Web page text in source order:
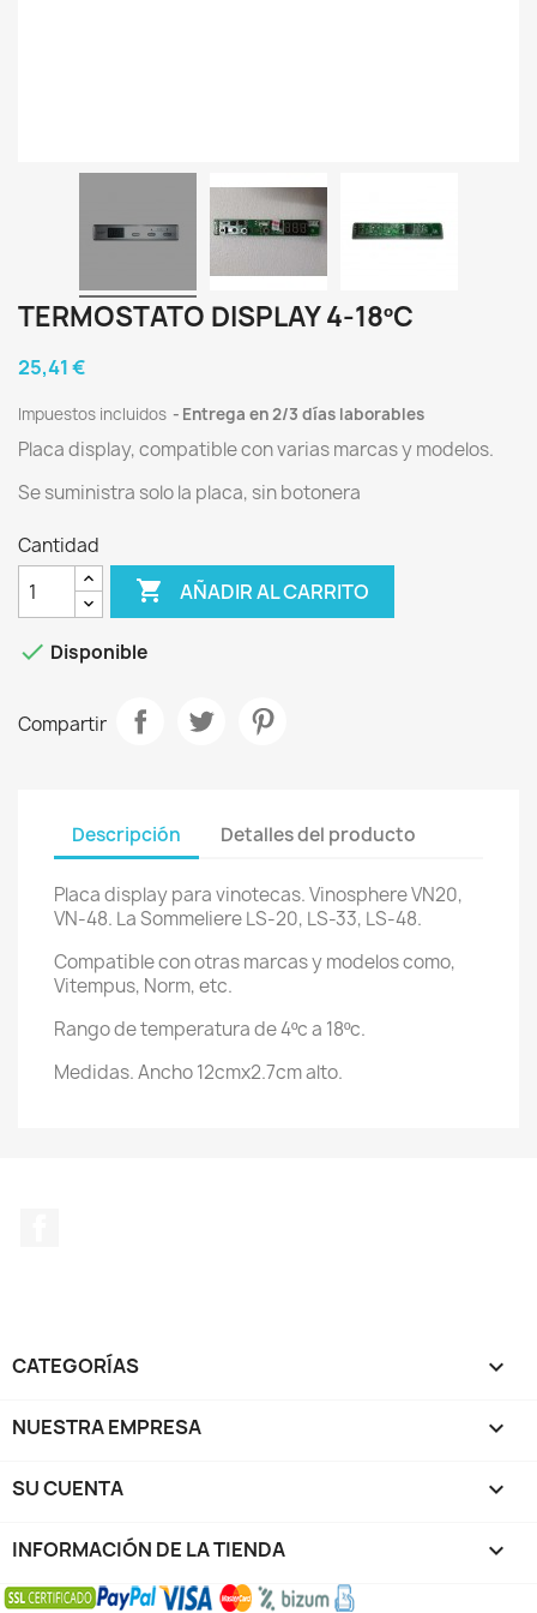
TERMOSTATO DISPLAY 4-18ºC
25,41 €
Impuestos incluidos Entrega en 2/3 días laborables
Placa display, compatible con varias marcas y modelos.
Se suministra solo la placa, sin botonera
Cantidad
 AÑADIR AL CARRITO
 Disponible
Compartir
Descripción Detalles del producto
Placa display para vinotecas. Vinosphere VN20,
VN-48. La Sommeliere LS-20, LS-33, LS-48.
Compatible con otras marcas y modelos como,
Vitempus, Norm, etc.
Rango de temperatura de 4ºc a 18ºc.
Medidas. Ancho 12cmx2.7cm alto.
CATEGORÍAS 
NUESTRA EMPRESA 
SU CUENTA 
INFORMACIÓN DE LA TIENDA keyboard_arrow_down